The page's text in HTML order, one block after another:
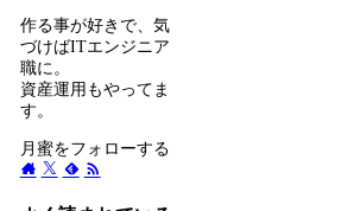
作る事が好きで、気
づけばITエンジニア
職に。
資産運用もやってま
す。
月蜜をフォローする